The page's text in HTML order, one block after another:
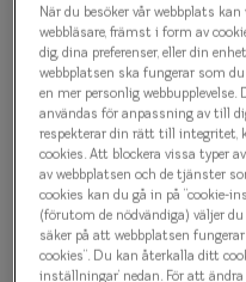
500 kr
Välj färg:
Rosa
När du besöker vår webbplats
webbläsare, främst i form av
dig, dina preferenser, eller din
webbplatsen ska fungerar som
en mer personlig
användas för anpassning av till
respekterar din rätt till integritet,
cookies. Att blockera vissa typer
av webbplatsen och de tjänster
cookies kan du gå in på ”cookie-
(förutom de nödvändiga) väljer du
säker på att webbplatsen
cookies”. Du kan återkalla ditt
inställningar’ nedan. För att